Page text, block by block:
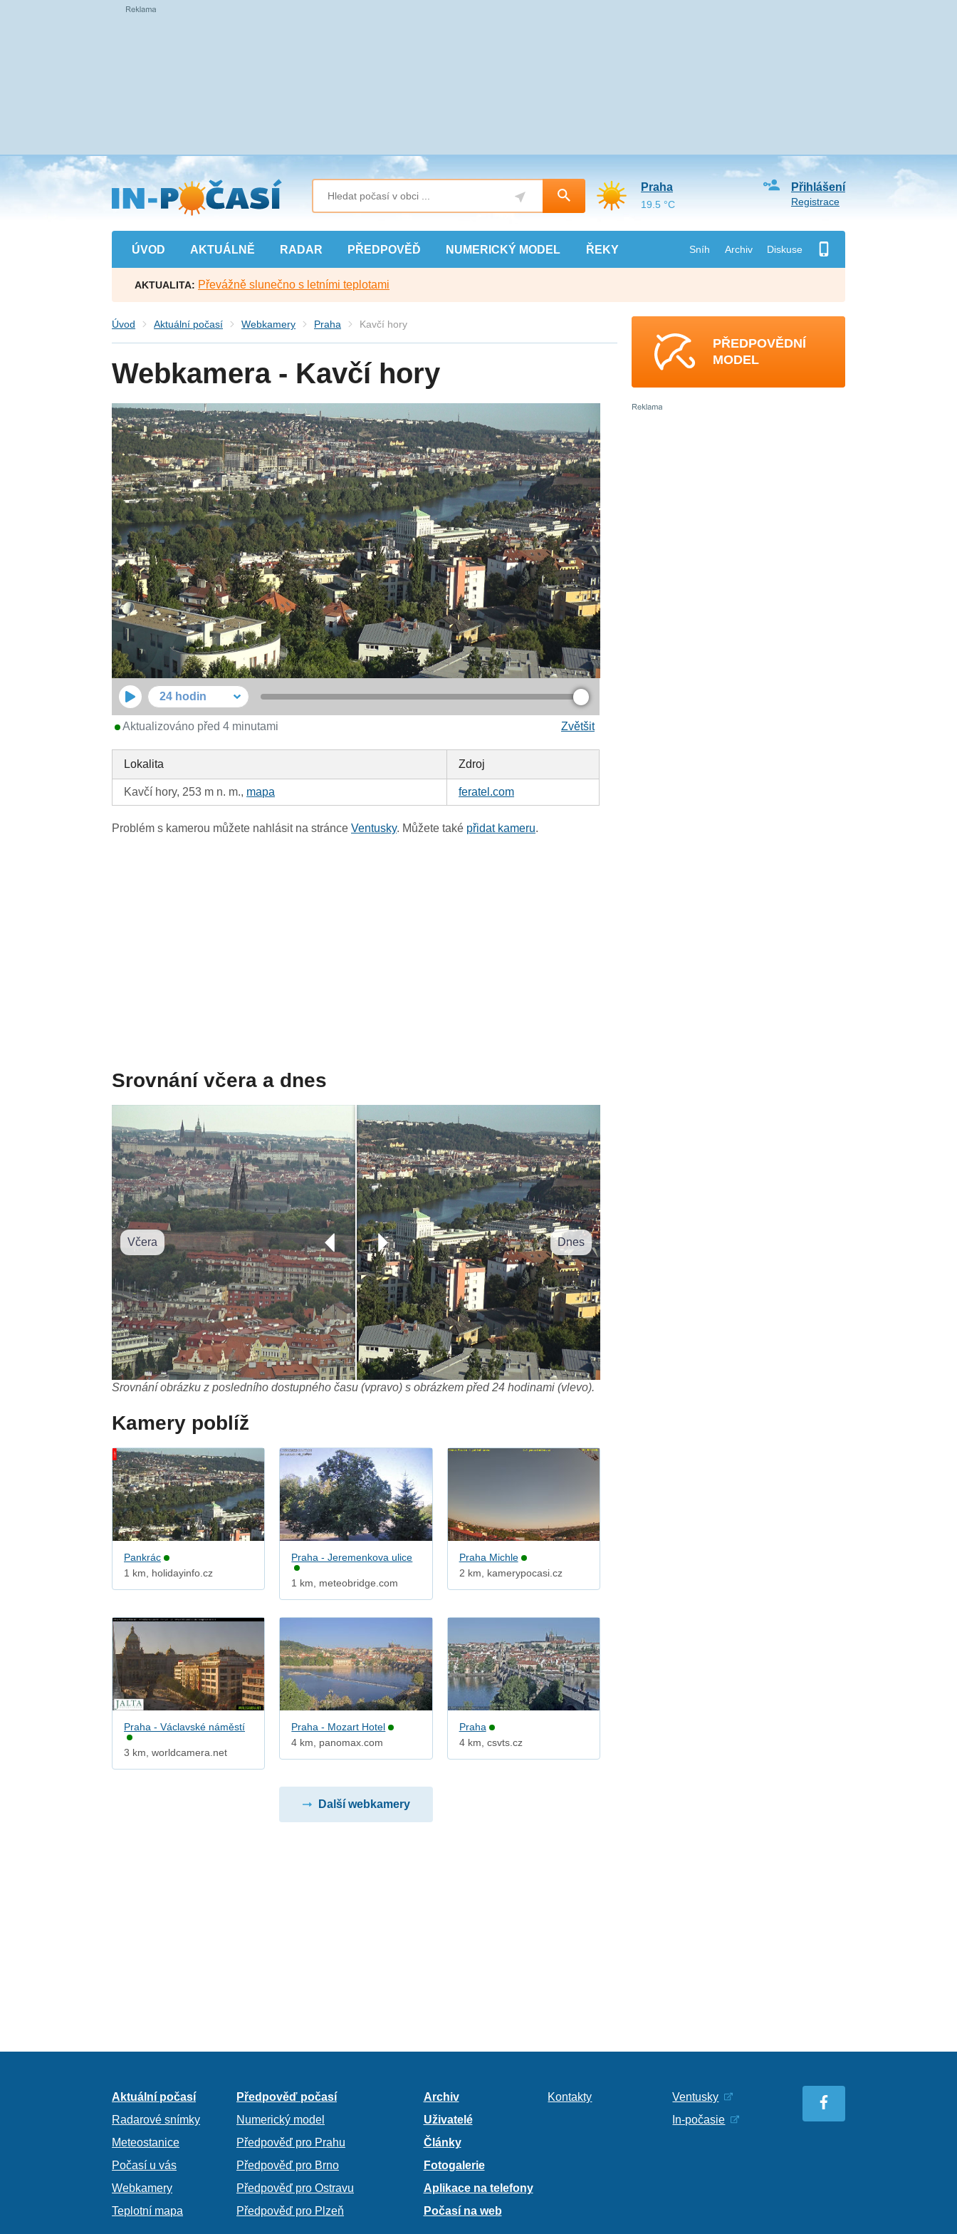
Přejít
na
hlavní
obsah
ÚVOD AKTUÁLNĚ RADAR PŘEDPOVĚĎ NUMERICKÝ MODEL ŘEKY Sníh Archiv Diskuse
Přihlášení
Registrace
Praha
19.5 °C
AKTUALITA: Převážně slunečno s letními teplotami
Úvod Aktuální počasí Webkamery Praha Kavčí hory
Webkamera - Kavčí hory
24 hodin
Zvětšit
Aktualizováno před 4 minutami
Lokalita Zdroj
Kavčí hory, 253 m n. m., mapa feratel.com
Problém s kamerou můžete nahlásit na stránceVentusky. Můžete také přidat kameru.
Srovnání včera a dnes
Včera Dnes
Srovnání obrázku z posledního dostupného času (vpravo) s obrázkem před 24 hodinami (vlevo).
Kamery poblíž
Pankrác
1 km, holidayinfo.cz
Praha - Jeremenkova ulice
1 km, meteobridge.com
Praha Michle
2 km, kamerypocasi.cz
Praha - Václavské náměstí
3 km, worldcamera.net
Praha - Mozart Hotel
4 km, panomax.com
Praha
4 km, csvts.cz
Další webkamery
PŘEDPOVĚDNÍ
MODEL
Aktuální počasí
Radarové snímky
Meteostanice
Počasí u vás
Webkamery
Teplotní mapa
Předpověď počasí
Numerický model
Předpověď pro Prahu
Předpověď pro Brno
Předpověď pro Ostravu
Předpověď pro Plzeň
Archiv
Uživatelé
Články
Fotogalerie
Aplikace na telefony
Počasí na web
Kontakty
Ventusky
In-počasie